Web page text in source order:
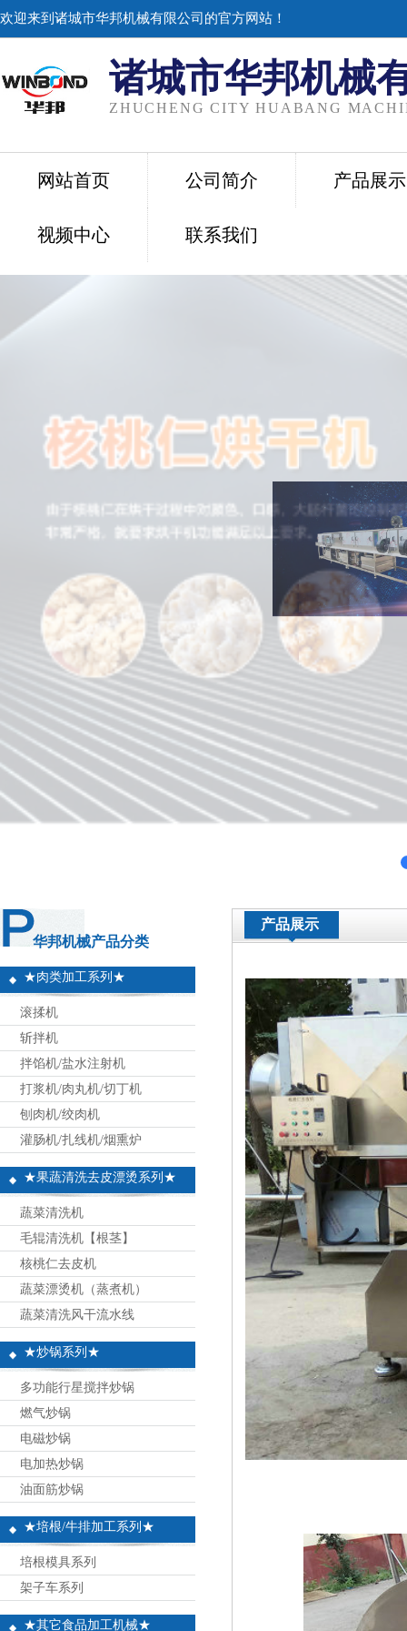
欢迎来到诸城市华邦机械有限公司的官方网站！
诸城市华邦机械
ZHUCHENG CITY HUABANG
网站首页 公司简介 产品展示
视频中心 联系我们
华邦机械产品分类
★肉类加工系列★
滚揉机
斩拌机
拌馅机/盐水注射机
打浆机/肉丸机/切丁机
刨肉机/绞肉机
灌肠机/扎线机/烟熏炉
★果蔬清洗去皮漂烫系列★
蔬菜清洗机
毛辊清洗机【根茎】
核桃仁去皮机
蔬菜漂烫机（蒸煮机）
蔬菜清洗风干流水线
★炒锅系列★
多功能行星搅拌炒锅
燃气炒锅
电磁炒锅
电加热炒锅
油面筋炒锅
★培根/牛排加工系列★
培根模具系列
架子车系列
★其它食品加工机械★
产品展示